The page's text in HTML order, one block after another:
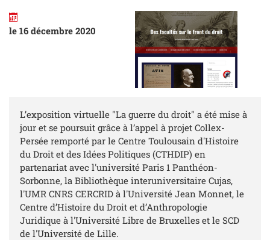
le 16 décembre 2020
L’exposition virtuelle "La guerre du droit" a été mise à
jour et se poursuit grâce à l’appel à projet Collex-
Persée remporté par le Centre Toulousain d'Histoire
du Droit et des Idées Politiques (CTHDIP) en
partenariat avec l'université Paris 1 Panthéon-
Sorbonne, la Bibliothèque interuniversitaire Cujas,
l'UMR CNRS CERCRID à l'Université Jean Monnet, le
Centre d’Histoire du Droit et d’Anthropologie
Juridique à l'Université Libre de Bruxelles et le SCD
de l'Université de Lille.